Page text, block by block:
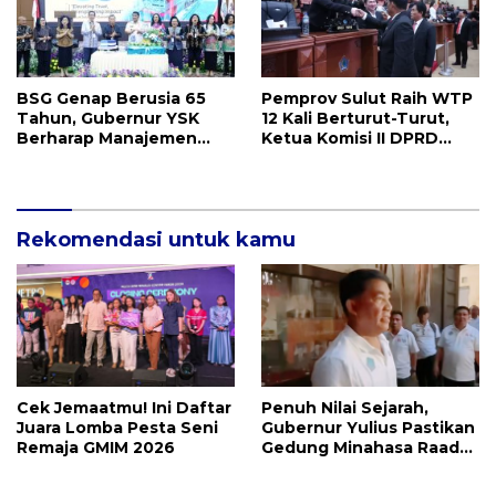
BSG Genap Berusia 65
Tahun, Gubernur YSK
Berharap Manajemen
Pemprov Sulut Raih WTP
12 Kali Berturut-Turut,
Ketua Komisi II DPRD
Membanggakan
Rekomendasi untuk kamu
Cek Jemaatmu! Ini Daftar
Juara Lomba Pesta Seni
Remaja GMIM 2026
Penuh Nilai Sejarah,
Gubernur Yulius Pastikan
Gedung Minahasa Raad